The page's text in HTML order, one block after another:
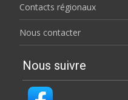
Contacts régionaux
Nous contacter
Nous suivre